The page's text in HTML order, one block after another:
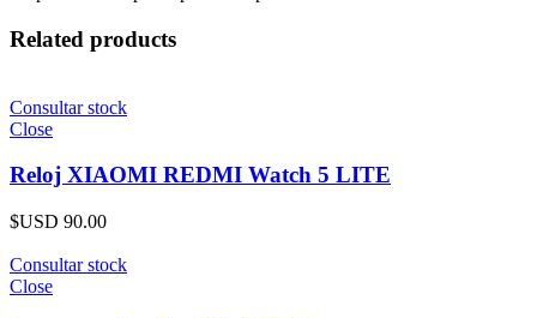
Related products
Consultar stock
Close
Reloj XIAOMI REDMI Watch 5 LITE
$USD 90.00
Consultar stock
Close